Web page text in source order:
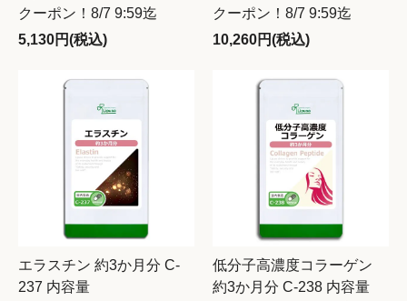
クーポン！8/7 9:59迄
5,130円(税込)
クーポン！8/7 9:59迄
10,260円(税込)
エラスチン 約3か月分 C-
237 内容量
低分子高濃度コラーゲン
約3か月分 C-238 内容量